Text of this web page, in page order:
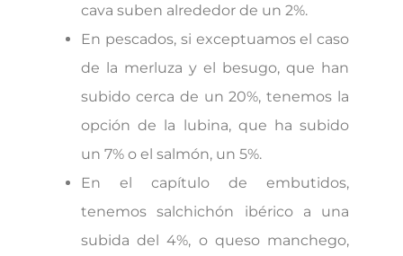
cava suben alrededor de un 2%.
En pescados, si exceptuamos el caso
de la merluza y el besugo, que han
subido cerca de un 20%, tenemos la
opción de la lubina, que ha subido
un 7% o el salmón, un 5%.
En el capítulo de embutidos,
tenemos salchichón ibérico a una
subida del 4%, o queso manchego,